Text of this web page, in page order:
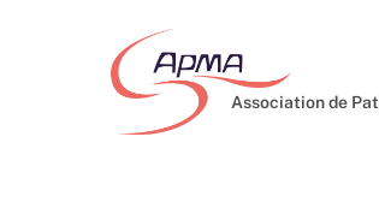
Association de